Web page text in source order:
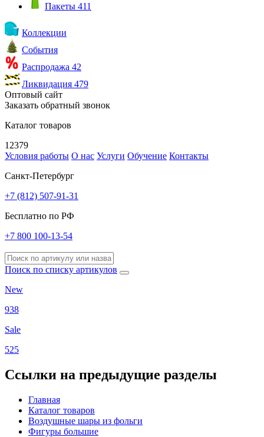
Пакеты 411
Коллекции
События
Распродажа 42
Ликвидация 479
Оптовый сайт
Заказать обратный звонок
Каталог товаров
12379
Условия работы О нас Услуги Обучение Контакты
Санкт-Петербург
+7 (812) 507-91-31
Бесплатно по РФ
+7 800 100-13-54
Поиск по списку артикулов
New
938
Sale
525
Ссылки на предыдущие разделы
Главная
Каталог товаров
Воздушные шары из фольги
Фигуры большие